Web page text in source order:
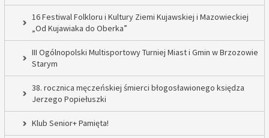
16 Festiwal Folkloru i Kultury Ziemi Kujawskiej i Mazowieckiej
„Od Kujawiaka do Oberka”
III Ogólnopolski Multisportowy Turniej Miast i Gmin w Brzozowie
Starym
38. rocznica męczeńskiej śmierci błogosławionego księdza
Jerzego Popiełuszki
Klub Senior+ Pamięta!